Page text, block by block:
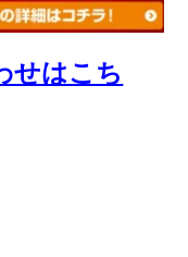
せはこち